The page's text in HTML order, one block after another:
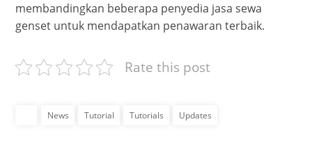
membandingkan beberapa penyedia jasa sewa
genset untuk mendapatkan penawaran terbaik.
Rate this post
News Tutorial Tutorials Updates